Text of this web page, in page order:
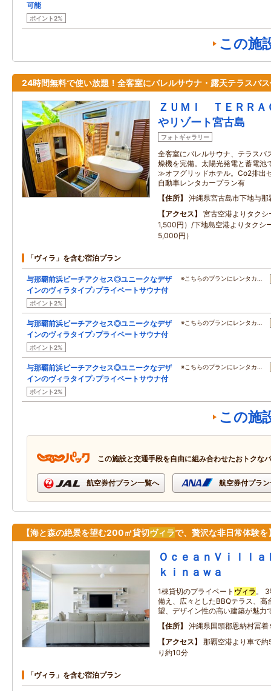
可能
ポイント2%
この施
24時間無料で使い放題！全客室にバレルサウナ・露天テラスバ
ＺＵＭＩ ＴＥＲＲ
やリゾート宮古島
フォトギャラリー
全客室にバレルサウナ、テラスバ
燥機を完備。太陽光発電と蓄電
≫オフグリッドホテル。Co2排出
自動車レンタカープラン有
住所
沖縄県宮古島市下地与那
アクセス
宮古空港よりタクシ
1,500円）/下地島空港よりタクシ
5,000円）
「ヴィラ」を含む宿泊プラン
与那覇前浜ビーチアクセス◎ユニークなデザ
インのヴィラタイプ♪プライベートサウナ付
ポイント2%
※こちらのプランにレンタカ…
与那覇前浜ビーチアクセス◎ユニークなデザ
インのヴィラタイプ♪プライベートサウナ付
ポイント2%
※こちらのプランにレンタカ…
与那覇前浜ビーチアクセス◎ユニークなデザ
インのヴィラタイプ♪プライベートサウナ付
ポイント2%
※こちらのプランにレンタカ…
この施
この施設と交通手段を自由に組み合わせたおトクな
航空券付プラン一覧へ 航空券付プラ
【海と森の絶景を望む200㎡貸切ヴィラで、贅沢な非日常体験を
ＯｃｅａｎＶｉｌｌ
ｋｉｎａｗａ
1棟貸切のプライベート ヴィラ。
備え、広々としたBBQテラス、高
望、デザイン性の高い建築が魅力
住所
沖縄県国頭郡恩納村冨
アクセス
那覇空港より車で
り約10分
「ヴィラ」を含む宿泊プラン